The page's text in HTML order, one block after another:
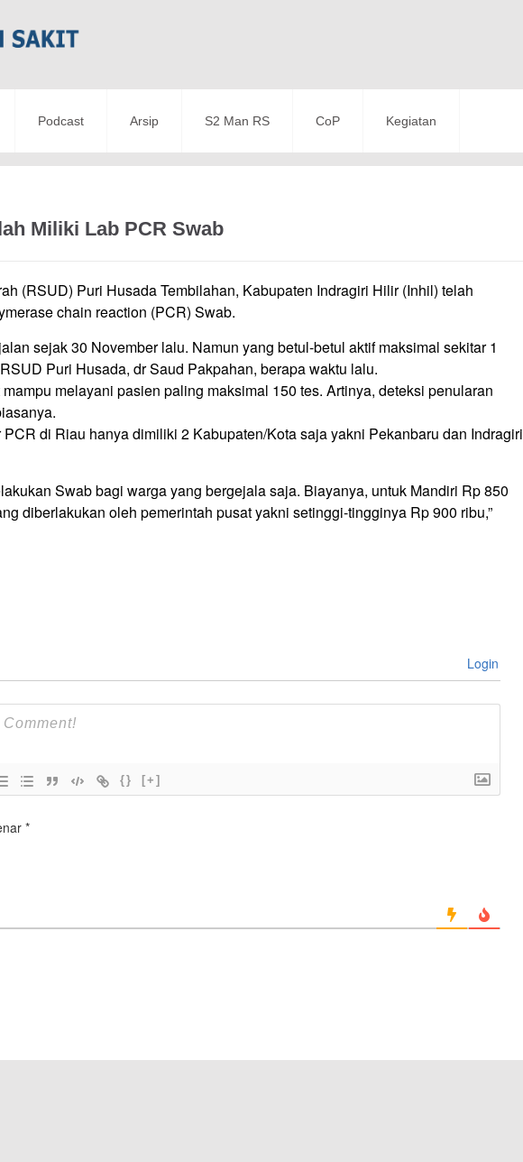
Podcast Arsip S2 Man RS CoP Kegiatan
Miliki Lab PCR Swab
(RSUD) Puri Husada Tembilahan, Kabupaten Indragiri Hilir (Inhil) telah
chain reaction (PCR) Swab.
sejak 30 November lalu. Namun yang betul-betul aktif maksimal sekitar 1
Puri Husada, dr Saud Pakpahan, berapa waktu lalu.
melayani pasien paling maksimal 150 tes. Artinya, deteksi penularan
di Riau hanya dimiliki 2 Kabupaten/Kota saja yakni Pekanbaru dan Indragiri
Swab bagi warga yang bergejala saja. Biayanya, untuk Mandiri Rp 850
diberlakukan oleh pemerintah pusat yakni setinggi-tingginya Rp 900 ribu,”
Login
{} [+]
*